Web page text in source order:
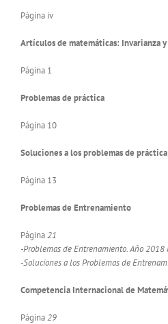
Página iv
Artículos de matemáticas: Invarianza
Página 1
Problemas de práctica
Página 10
Soluciones a los problemas de práctica
Página 13
Problemas de Entrenamiento
Página21
-Problemas de Entrenamiento. Año 2018
-Soluciones a los Problemas de
Competencia Internacional de
Página29